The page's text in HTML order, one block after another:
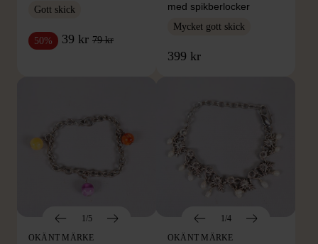
Gott skick
50% 39 kr 79 kr
med spikberlocker
Mycket gott skick
399 kr
1/5
OKÄNT MÄRKE
1/4
OKÄNT MÄRKE